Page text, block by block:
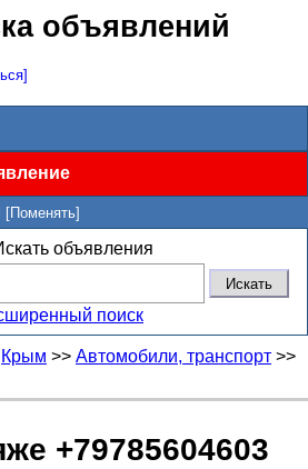
объявлений
[Поменять]
объявления
поиск
Крым >> Автомобили, транспорт >>
+79785604603